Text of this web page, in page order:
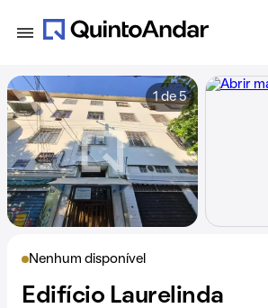
Nenhum disponível
Edifício Laurelinda
1 de 5